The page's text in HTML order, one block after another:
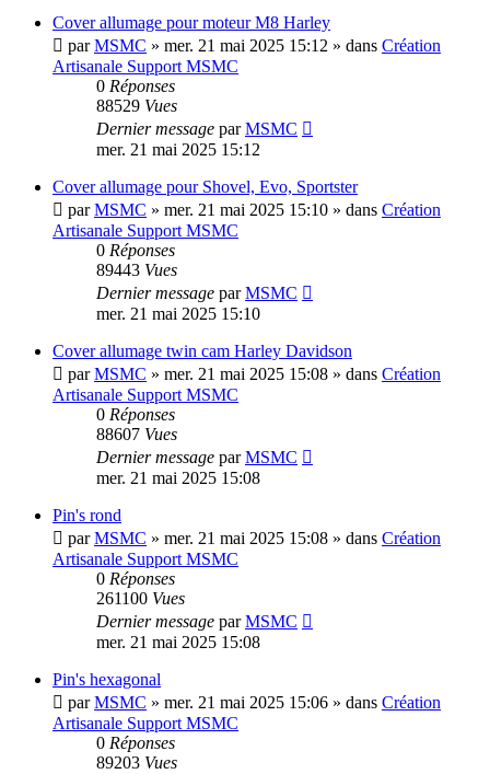
Cover allumage pour moteur M8 Harley
parMSMC » mer. 21 mai 2025 15:12 » dans Création
Artisanale Support MSMC
0 Réponses
88529 Vues
Dernier message parMSMC
mer. 21 mai 2025 15:12
Cover allumage pour Shovel, Evo, Sportster
parMSMC » mer. 21 mai 2025 15:10 » dans Création
Artisanale Support MSMC
0 Réponses
89443 Vues
Dernier message parMSMC
mer. 21 mai 2025 15:10
Cover allumage twin cam Harley Davidson
parMSMC » mer. 21 mai 2025 15:08 » dans Création
Artisanale Support MSMC
0 Réponses
88607 Vues
Dernier message parMSMC
mer. 21 mai 2025 15:08
Pin's rond
parMSMC » mer. 21 mai 2025 15:08 » dans Création
Artisanale Support MSMC
0 Réponses
261100 Vues
Dernier message parMSMC
mer. 21 mai 2025 15:08
Pin's hexagonal
parMSMC » mer. 21 mai 2025 15:06 » dans Création
Artisanale Support MSMC
0 Réponses
89203 Vues